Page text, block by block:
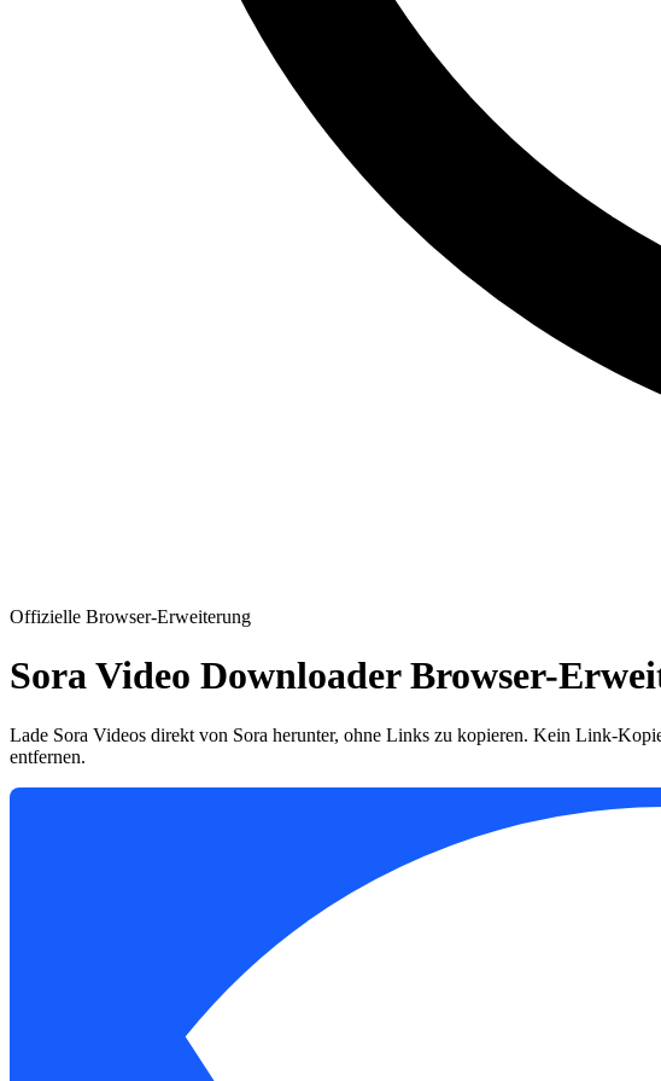
Offizielle Browser-Erweiterung
Sora Video Downloader Browser-
Lade Sora Videos direkt von Sora herunter, ohne Links zu kopieren. Kein Link-
entfernen.